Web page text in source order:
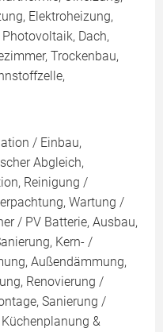
Elektroheizung,
Dach,
Trockenbau,
/ Einbau,
Abgleich,
Reinigung /
Wartung /
/ PV Batterie, Ausbau,
Kern- /
Außendämmung,
Renovierung /
Sanierung /
&